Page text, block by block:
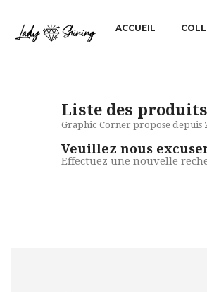
ACCUEIL
Liste des
Graphic Corner propose depuis
Veuillez nous
Effectuez une nouvelle